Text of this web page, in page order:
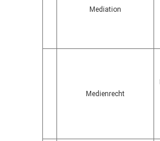
Mediation
Medienrecht